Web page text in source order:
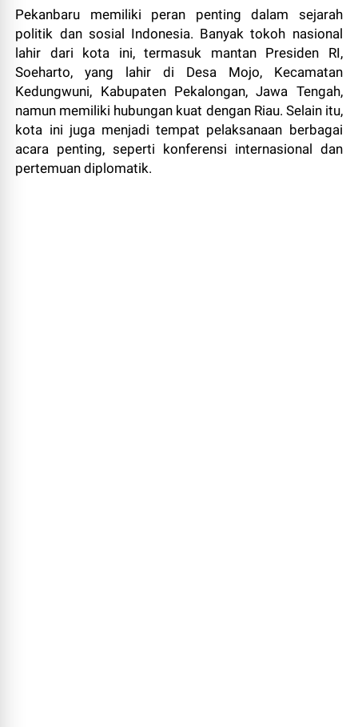
Pekanbaru memiliki peran penting dalam sejarah
politik dan sosial Indonesia. Banyak tokoh nasional
lahir dari kota ini, termasuk mantan Presiden RI,
Soeharto, yang lahir di Desa Mojo, Kecamatan
Kedungwuni, Kabupaten Pekalongan, Jawa Tengah,
namun memiliki hubungan kuat dengan Riau. Selain itu,
kota ini juga menjadi tempat pelaksanaan berbagai
acara penting, seperti konferensi internasional dan
pertemuan diplomatik.